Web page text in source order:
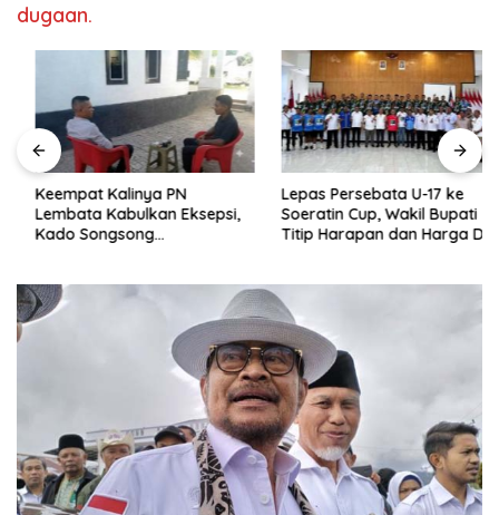
dugaan.
Keempat Kalinya PN
Lembata Kabulkan Eksepsi,
Kado Songsong
Lepas Persebata U-17 ke
Soeratin Cup, Wakil Bupati
Titip Harapan dan Harga Diri